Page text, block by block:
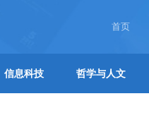
首页
信息科技 哲学与人文